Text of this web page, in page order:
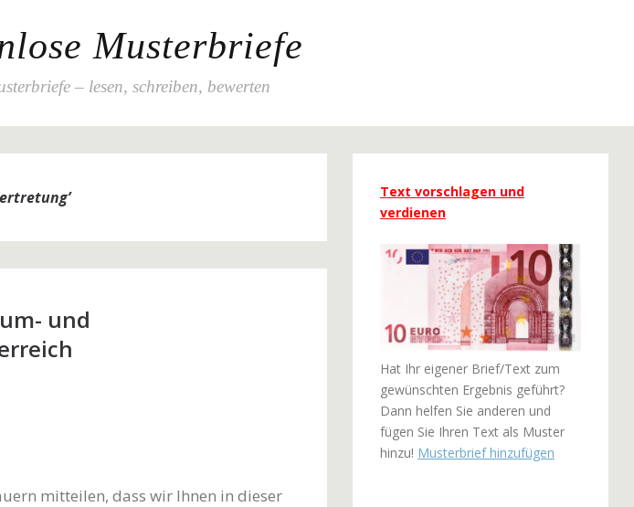
Musterbriefe
– lesen, schreiben, bewerten
’
und
mitteilen, dass wir Ihnen in dieser
Text vorschlagen und
verdienen
Hat Ihr eigener Brief/Text zum
gewünschten Ergebnis geführt?
Dann helfen Sie anderen und
fügen Sie Ihren Text als Muster
hinzu! Musterbrief hinzufügen